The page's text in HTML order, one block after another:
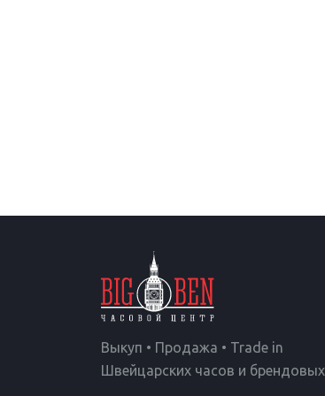
Выкуп • Продажа • Trade in
Швейцарских часов и